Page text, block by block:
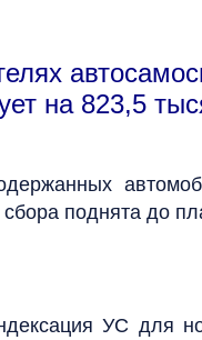
на 823,5
поднята до
УС для